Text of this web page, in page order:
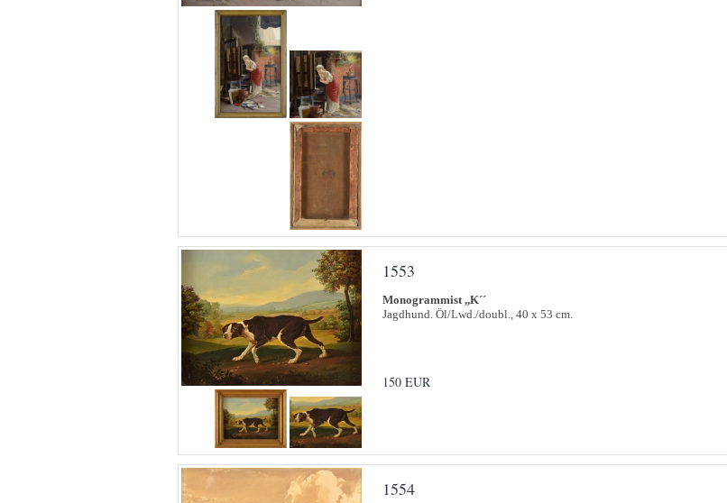
1553
Monogrammist ,,K´´
Jagdhund. Öl/Lwd./doubl., 40 x 53 cm.
150 EUR
1554